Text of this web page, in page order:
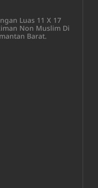
Luas 11 X 17
Non Muslim Di
Barat.